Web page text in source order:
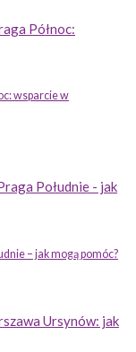
wsparcie w
– jak mogą pomóc?